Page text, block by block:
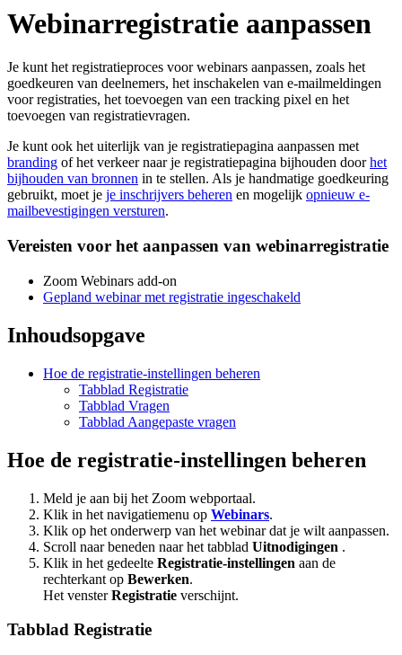
Webinarregistratie aanpassen
Je kunt het registratieproces voor webinars aanpassen, zoals het
goedkeuren van deelnemers, het inschakelen van e-mailmeldingen
voor registraties, het toevoegen van een tracking pixel en het
toevoegen van registratievragen.
Je kunt ook het uiterlijk van je registratiepagina aanpassen met
branding of het verkeer naar je registratiepagina bijhouden doorhet
bijhouden van bronnen in te stellen. Als je handmatige goedkeuring
gebruikt, moet je je inschrijvers beheren en mogelijk opnieuw e-
mailbevestigingen versturen.
Vereisten voor het aanpassen van webinarregistratie
Zoom Webinars add-on
Gepland webinar met registratie ingeschakeld
Inhoudsopgave
Hoe de registratie-instellingen beheren
Tabblad Registratie
Tabblad Vragen
Tabblad Aangepaste vragen
Hoe de registratie-instellingen beheren
Meld je aan bij het Zoom webportaal.
Klik in het navigatiemenu op Webinars.
Klik op het onderwerp van het webinar dat je wilt aanpassen.
Scroll naar beneden naar het tabblad Uitnodigingen .
Klik in het gedeelte Registratie-instellingen aan de
rechterkant op Bewerken.
Het vensterRegistratie verschijnt.
Tabblad Registratie